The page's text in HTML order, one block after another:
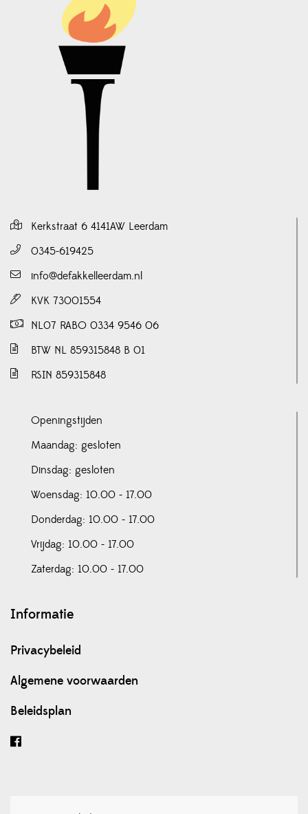
Kerkstraat 6 4141AW Leerdam
0345-619425
info@defakkelleerdam.nl
KVK 73001554
NL07 RABO 0334 9546 06
BTW NL 859315848 B 01
RSIN 859315848
Openingstijden
Maandag: gesloten
Dinsdag: gesloten
Woensdag: 10.00 - 17.00
Donderdag: 10.00 - 17.00
Vrijdag: 10.00 - 17.00
Zaterdag: 10.00 - 17.00
Informatie
Privacybeleid
Algemene voorwaarden
Beleidsplan